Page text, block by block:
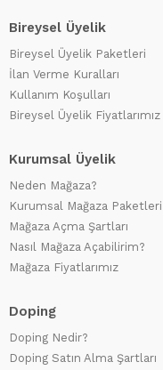
Bireysel Üyelik
Bireysel Üyelik Paketleri
İlan Verme Kuralları
Kullanım Koşulları
Bireysel Üyelik Fiyatlarımız
Kurumsal Üyelik
Neden Mağaza?
Kurumsal Mağaza Paketleri
Mağaza Açma Şartları
Nasıl Mağaza Açabilirim?
Mağaza Fiyatlarımız
Doping
Doping Nedir?
Doping Satın Alma Şartları